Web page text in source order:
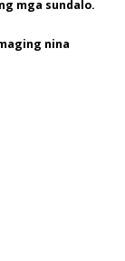
mga sundalo.
nina